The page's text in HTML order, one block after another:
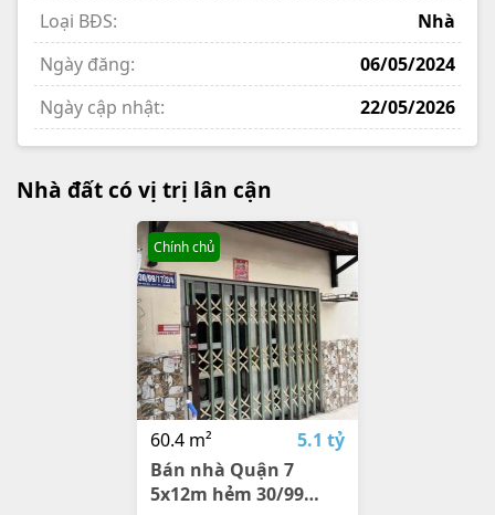
Loại BĐS:
Nhà
Ngày đăng:
06/05/2024
Ngày cập nhật:
22/05/2026
Nhà đất có vị trị lân cận
Chính chủ
60.4 m²
5.1 tỷ
Bán nhà Quận 7
5x12m hẻm 30/99